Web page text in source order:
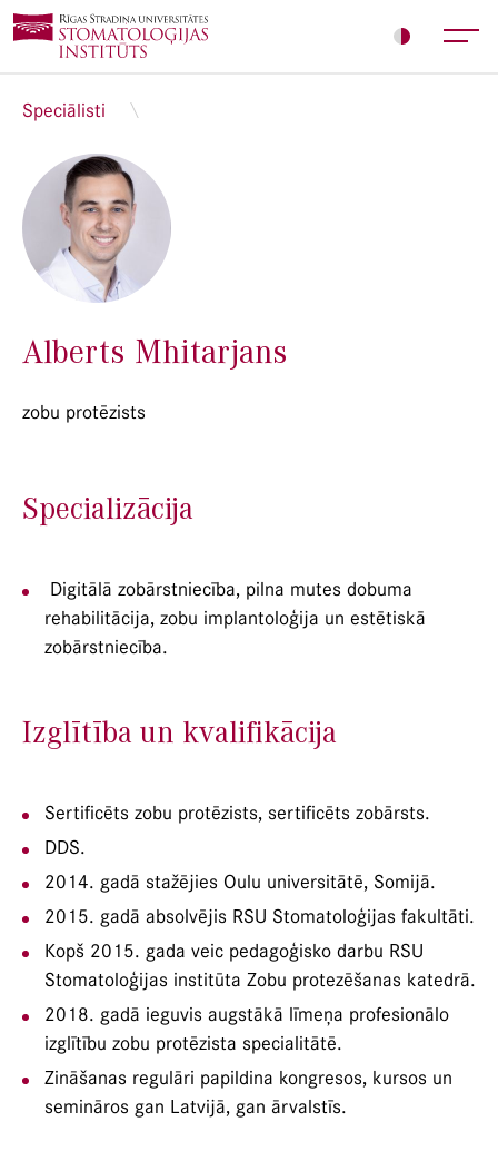
Speciālisti
Alberts Mhitarjans
zobu protēzists
Specializācija
Digitālā zobārstniecība, pilna mutes dobuma
rehabilitācija, zobu implantoloģija un estētiskā
zobārstniecība.
Izglītība un kvalifikācija
Sertificēts zobu protēzists, sertificēts zobārsts.
DDS.
2014. gadā stažējies Oulu universitātē, Somijā.
2015. gadā absolvējis RSU Stomatoloģijas fakultāti.
Kopš 2015. gada veic pedagoģisko darbu RSU
Stomatoloģijas institūta Zobu protezēšanas katedrā.
2018. gadā ieguvis augstākā līmeņa profesionālo
izglītību zobu protēzista specialitātē.
Zināšanas regulāri papildina kongresos, kursos un
semināros gan Latvijā, gan ārvalstīs.